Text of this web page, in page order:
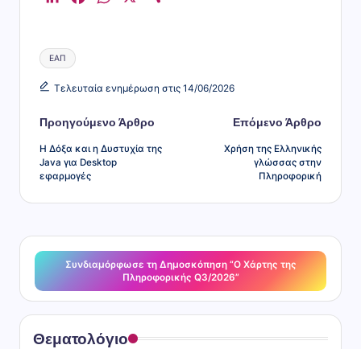
k
e
d
n
o
k
A
p
σ
Ετικέτες:
ΕΑΠ
Τελευταία ενημέρωση στις 14/06/2026
Πλοήγηση
δημοσιεύσεων
Προηγούμενο Άρθρο
Η Δόξα και η Δυστυχία της
Java για Desktop
εφαρμογές
Επόμενο Άρθρο
Χρήση της Ελληνικής
γλώσσας στην
Πληροφορική
Συνδιαμόρφωσε τη Δημοσκόπηση “Ο Χάρτης της
Πληροφορικής Q3/2026”
Θεματολόγιο